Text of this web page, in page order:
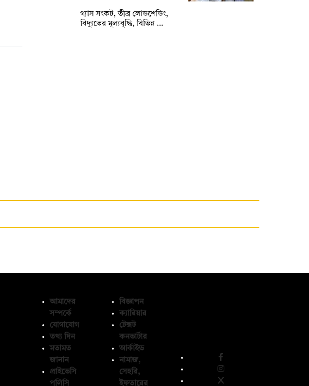
গ্যাস সংকট, তীব্র লোডশেডিং,
বিদ্যুতের মূল্যবৃদ্ধি, বিভিন্ন …
আমাদের
সম্পর্কে
যোগাযোগ
তথ্য দিন
মতামত
জানান
প্রাইভেসি
পলিসি
বিজ্ঞাপন
ক্যারিয়ার
টেক্সট
কনভার্টার
আর্কাইভ
নামাজ,
সেহরি,
ইফতারের